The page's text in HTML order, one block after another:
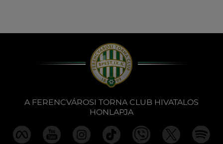
A FERENCVÁROSI TORNA CLUB HIVATALOS
HONLAPJA